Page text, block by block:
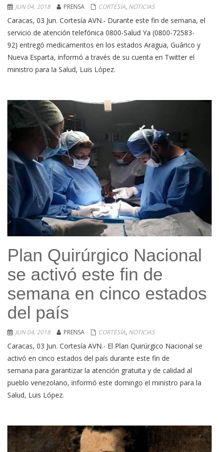
JUN 04, 2018 PRENSA CORTESÍA, NOTICIAS
Caracas, 03 Jun. Cortesía AVN.- Durante este fin de semana, el
servicio de atención telefónica 0800-Salud Ya (0800-72583-
92) entregó medicamentos en los estados Aragua, Guárico y
Nueva Esparta, informó a través de su cuenta en Twitter el
ministro para la Salud, Luis López.
Plan Quirúrgico Nacional
se activó este fin de
semana en cinco estados
del país
JUN 04, 2018 PRENSA CORTESÍA, NOTICIAS
Caracas, 03 Jun. Cortesía AVN.- El Plan Quirúrgico Nacional se
activó en cinco estados del país durante este fin de
semana para garantizar la atención gratuita y de calidad al
pueblo venezolano, informó este domingo el ministro para la
Salud, Luis López.